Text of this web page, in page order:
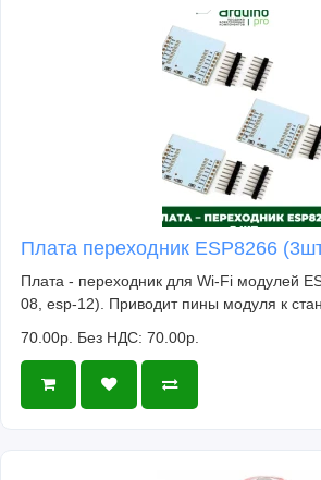
Плата переходник ESP8266
Плата - переходник для Wi-Fi модулей
08, esp-12). Приводит пины модуля к
70.00р. Без НДС: 70.00р.